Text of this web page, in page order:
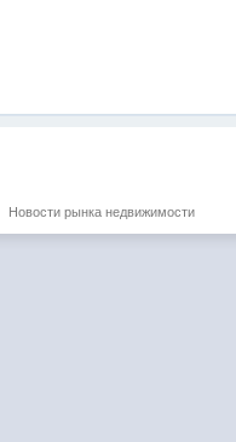
Новости рынка недвижимости